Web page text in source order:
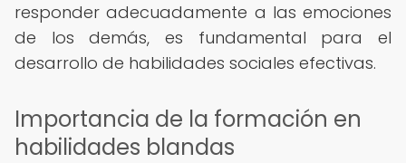
responder adecuadamente a las emociones
de los demás, es fundamental para el
desarrollo de habilidades sociales efectivas.
Importancia de la formación en
habilidades blandas